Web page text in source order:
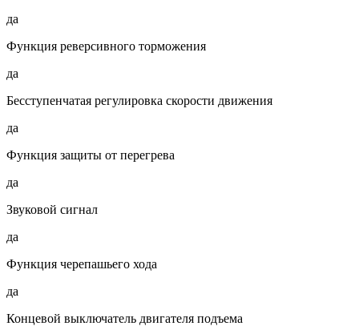
да
Функция реверсивного торможения
да
Бесступенчатая регулировка скорости движения
да
Функция защиты от перегрева
да
Звуковой сигнал
да
Функция черепашьего хода
да
Концевой выключатель двигателя подъема